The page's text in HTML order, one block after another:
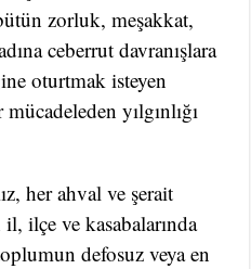
zorluk, meşakkat,
ceberrut davranışlara
oturtmak isteyen
yılgınlığı
her ahval ve şerait
ilçe ve kasabalarında
defosuz veya en